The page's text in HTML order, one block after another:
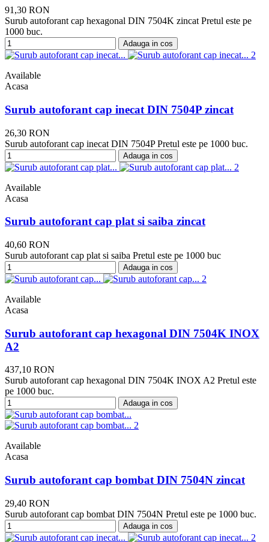
91,30 RON
Surub autoforant cap hexagonal DIN 7504K zincat Pretul este pe
1000 buc.
Adauga in cos
Available
Acasa
Surub autoforant cap inecat DIN 7504P zincat
26,30 RON
Surub autoforant cap inecat DIN 7504P Pretul este pe 1000 buc.
Adauga in cos
Available
Acasa
Surub autoforant cap plat si saiba zincat
40,60 RON
Surub autoforant cap plat si saiba Pretul este pe 1000 buc
Adauga in cos
Available
Acasa
Surub autoforant cap hexagonal DIN 7504K INOX
A2
437,10 RON
Surub autoforant cap hexagonal DIN 7504K INOX A2 Pretul este
pe 1000 buc.
Adauga in cos
Available
Acasa
Surub autoforant cap bombat DIN 7504N zincat
29,40 RON
Surub autoforant cap bombat DIN 7504N Pretul este pe 1000 buc.
Adauga in cos